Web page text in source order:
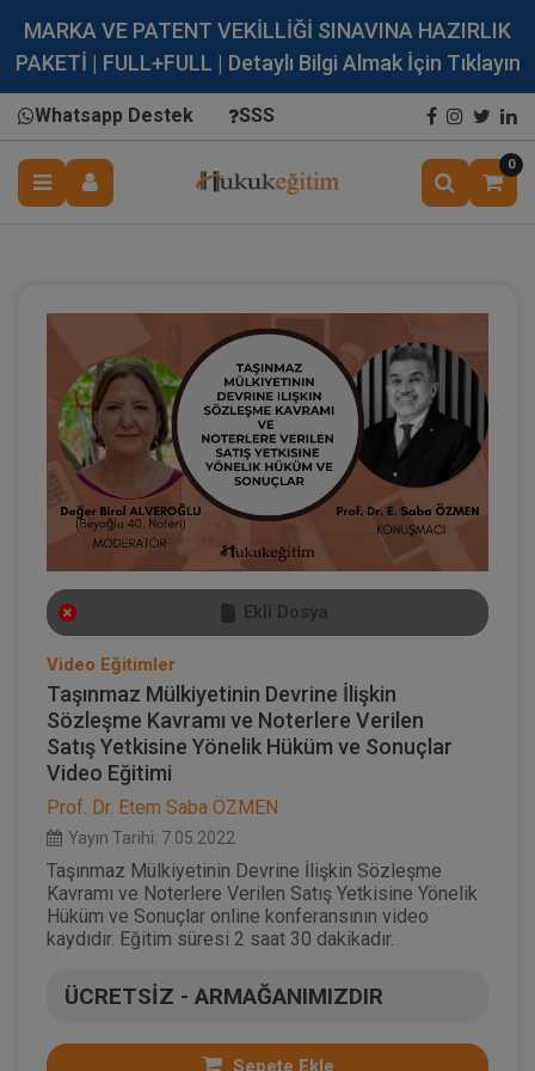
MARKA VE PATENT VEKİLLİĞİ SINAVINA HAZIRLIK
PAKETİ | FULL+FULL | Detaylı Bilgi Almak İçin Tıklayın
Whatsapp Destek SSS
0
Ekli Dosya
Video Eğitimler
Taşınmaz Mülkiyetinin Devrine İlişkin
Sözleşme Kavramı ve Noterlere Verilen
Satış Yetkisine Yönelik Hüküm ve Sonuçlar
Video Eğitimi
Prof. Dr. Etem Saba ÖZMEN
Yayın Tarihi: 7.05.2022
Taşınmaz Mülkiyetinin Devrine İlişkin Sözleşme
Kavramı ve Noterlere Verilen Satış Yetkisine Yönelik
Hüküm ve Sonuçlar online konferansının video
kaydıdır. Eğitim süresi 2 saat 30 dakikadır.
ÜCRETSİZ - ARMAĞANIMIZDIR
Sepete Ekle